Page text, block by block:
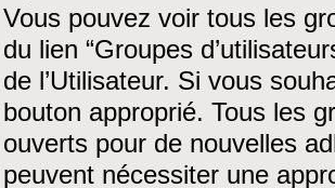
Vous pouvez voir tous les
du lien “Groupes
de l’Utilisateur. Si vous
bouton approprié. Tous les
ouverts pour de nouvelles
peuvent nécessiter une